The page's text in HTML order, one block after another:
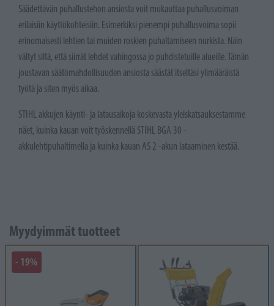
Säädettävän puhallustehon ansiosta voit mukauttaa puhallusvoiman
erilaisiin käyttökohteisiin. Esimerkiksi pienempi puhallusvoima sopii
erinomaisesti lehtien tai muiden roskien puhaltamiseen nurkista. Näin
vältyt siltä, että siirrät lehdet vahingossa jo puhdistetuille alueille. Tämän
joustavan säätömahdollisuuden ansiosta säästät itseltäsi ylimääräistä
työtä ja siten myös aikaa.
STIHL akkujen käynti- ja latausaikoja koskevasta yleiskatsauksestamme
näet, kuinka kauan voit työskennellä STIHL BGA 30 -
akkulehtipuhaltimella ja kuinka kauan AS 2 -akun lataaminen kestää.
Myydyimmät tuotteet
- 19%